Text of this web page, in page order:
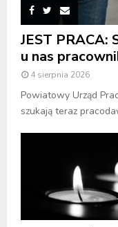
JEST PRACA:
u nas
4 sierpnia 2026
Powiatowy Urząd
szukają teraz